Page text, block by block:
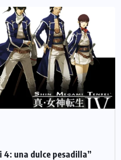
4: una dulce pesadilla”